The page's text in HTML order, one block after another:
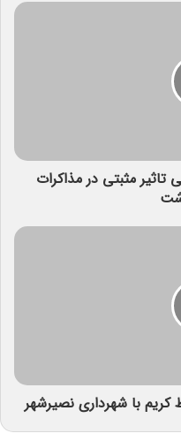
تاثیر مثبتی در مذاکرات
کریم با شهرداری نصیرشهر